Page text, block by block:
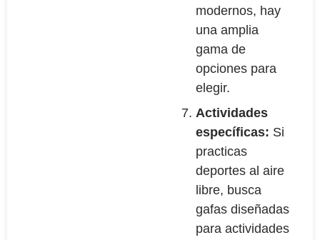
modernos, hay
una amplia
gama de
opciones para
elegir.
Actividades
específicas: Si
practicas
deportes al aire
libre, busca
gafas diseñadas
para actividades